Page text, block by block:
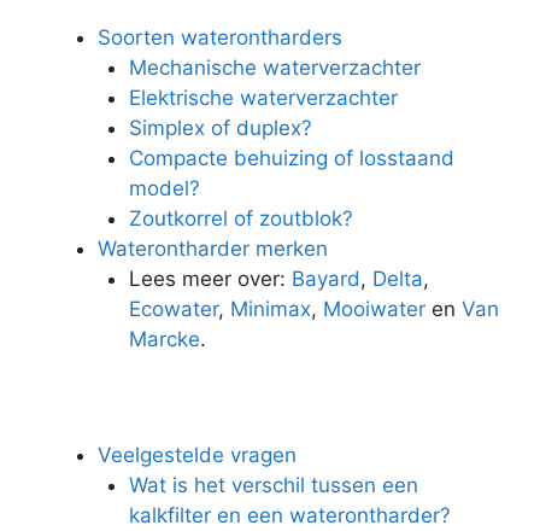
Soorten waterontharders
Mechanische waterverzachter
Elektrische waterverzachter
Simplex of duplex?
Compacte behuizing of losstaand
model?
Zoutkorrel of zoutblok?
Waterontharder merken
Lees meer over: Bayard, Delta,
Ecowater, Minimax, Mooiwateren Van
Marcke.
Veelgestelde vragen
Wat is het verschil tussen een
kalkfilter en een waterontharder?